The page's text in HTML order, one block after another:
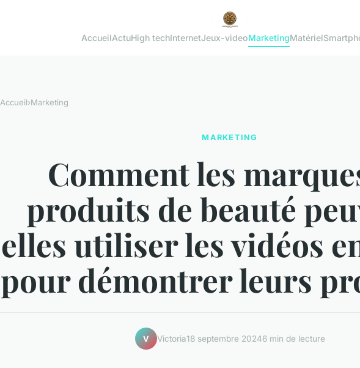
AccueilActuHigh techInternetJeux-videoMarketingMatériel
Accueil›Marketing
MARKETING
Comment les
produits de beauté
elles utiliser les vidéos
pour démontrer leurs
V Victoria18 septembre 20246 min de lecture